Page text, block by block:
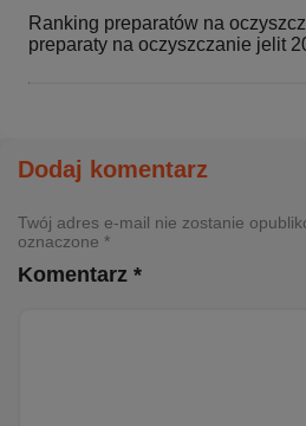
Ranking preparatów na
preparaty na oczyszczanie jelit
Dodaj komentarz
Twój adres e-mail nie zostanie
oznaczone *
Komentarz *